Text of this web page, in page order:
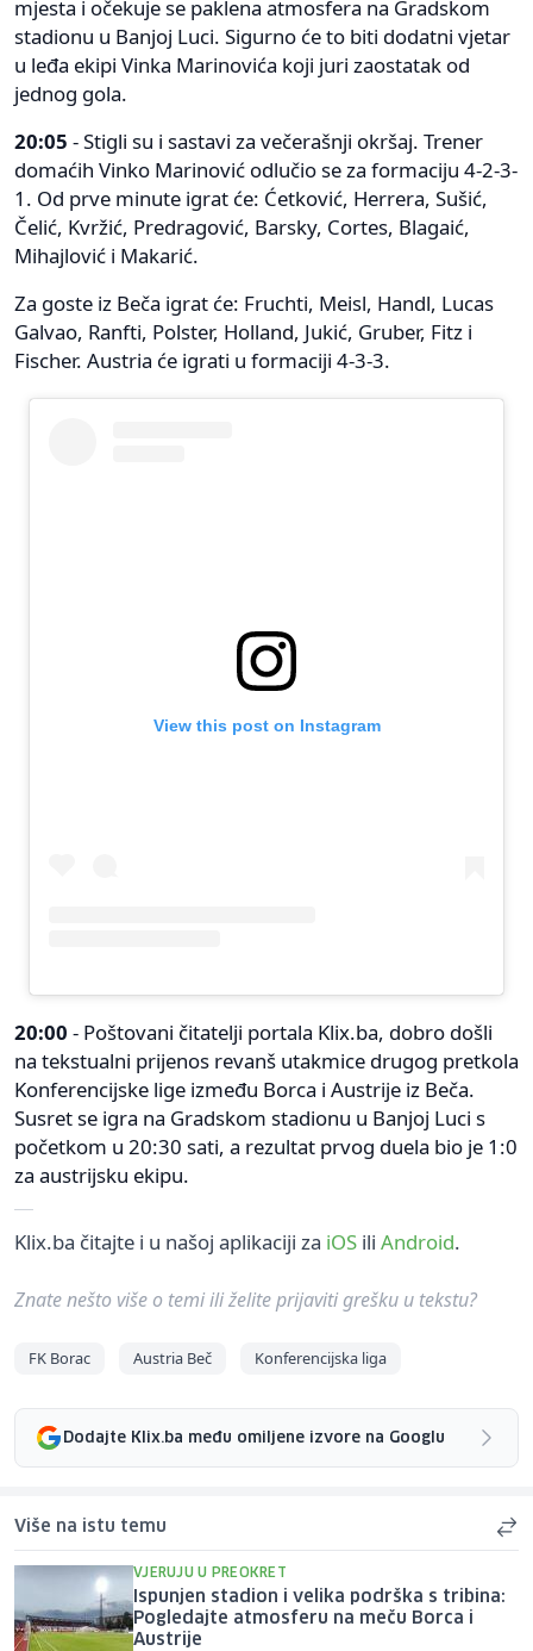
mjesta i očekuje se paklena atmosfera na Gradskom
stadionu u Banjoj Luci. Sigurno će to biti dodatni vjetar
u leđa ekipi Vinka Marinovića koji juri zaostatak od
jednog gola.
20:05 - Stigli su i sastavi za večerašnji okršaj. Trener
domaćih Vinko Marinović odlučio se za formaciju 4-2-3-
1. Od prve minute igrat će: Ćetković, Herrera, Sušić,
Čelić, Kvržić, Predragović, Barsky, Cortes, Blagaić,
Mihajlović i Makarić.
Za goste iz Beča igrat će: Fruchti, Meisl, Handl, Lucas
Galvao, Ranfti, Polster, Holland, Jukić, Gruber, Fitz i
Fischer. Austria će igrati u formaciji 4-3-3.
View this post on Instagram
20:00 - Poštovani čitatelji portala Klix.ba, dobro došli
na tekstualni prijenos revanš utakmice drugog pretkola
Konferencijske lige između Borca i Austrije iz Beča.
Susret se igra na Gradskom stadionu u Banjoj Luci s
početkom u 20:30 sati, a rezultat prvog duela bio je 1:0
za austrijsku ekipu.
Klix.ba čitajte i u našoj aplikaciji za iOS ili Android.
Znate nešto više o temi ili želite prijaviti grešku u tekstu?
FK Borac Austria Beč Konferencijska liga
Dodajte Klix.ba među omiljene izvore na Googlu
Više na istu temu
VJERUJU U PREOKRET
Ispunjen stadion i velika podrška s tribina:
Pogledajte atmosferu na meču Borca i
Austrije